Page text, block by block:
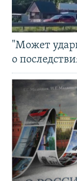
"Может
о